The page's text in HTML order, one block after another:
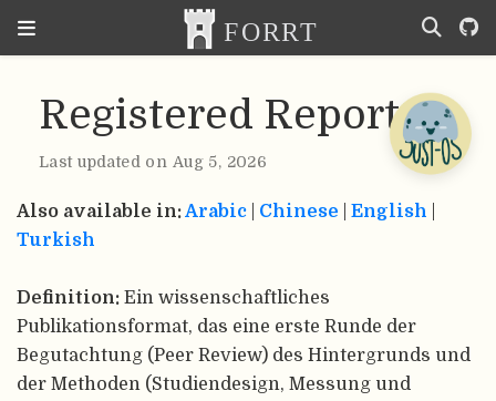
Registered Report
Last updated on Aug 5, 2026
Also available in:Arabic Chinese English
Turkish
Definition: Ein wissenschaftliches
Publikationsformat, das eine erste Runde der
Begutachtung (Peer Review) des Hintergrunds und
der Methoden (Studiendesign, Messung und